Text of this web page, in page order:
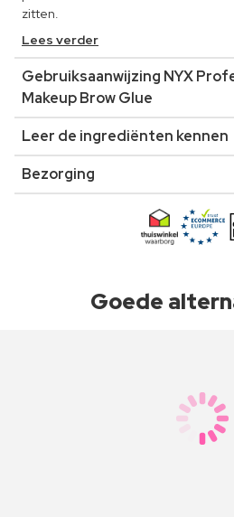
zitten.
Lees verder
Gebruiksaanwijzing NYX
Makeup Brow Glue
Leer de ingrediënten kennen
Bezorging
Goede